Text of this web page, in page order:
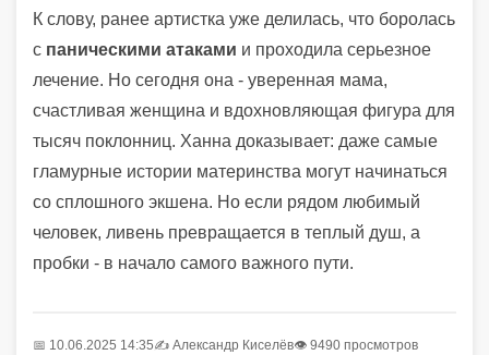
К слову, ранее артистка уже делилась, что боролась
с паническими атаками и проходила серьезное
лечение. Но сегодня она - уверенная мама,
счастливая женщина и вдохновляющая фигура для
тысяч поклонниц. Ханна доказывает: даже самые
гламурные истории материнства могут начинаться
со сплошного экшена. Но если рядом любимый
человек, ливень превращается в теплый душ, а
пробки - в начало самого важного пути.
📅 10.06.2025 14:35✍️ Александр Киселёв👁 9490 просмотров